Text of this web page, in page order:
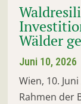
Wälder
Juni 10, 2026
Wien, 10.
Rahmen der